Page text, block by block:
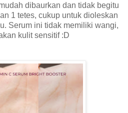
dibaurkan dan tidak begitu
1 tetes, cukup untuk dioleskan
Serum ini tidak memiliki wangi,
kulit sensitif :D